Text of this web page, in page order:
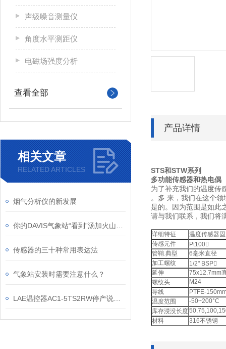
产品详情
STS和STW系列
多功能传感器和热电偶
为了补充我们的温度传
。多 来，我们在这个
是的。因为范围是如此
请与我们联系，我们将
详细特征
温度传感器
传感元件
Pt100
管鞘.典型
6毫米直径
加工螺纹
1/2" BSP
延伸
75x12.7mm
螺纹头
M24
导线
PTFE-
温度范围
-50~200°C
库存浸没长度
材料
316不锈钢
声级噪音测量仪
角度水平测距仪
电磁场强度分析
查看全部
相关文章
RELATED ARTICLES
烟气分析仪的新发展
传感器的三十种常用表达法
气象站安装时需要注意什么？